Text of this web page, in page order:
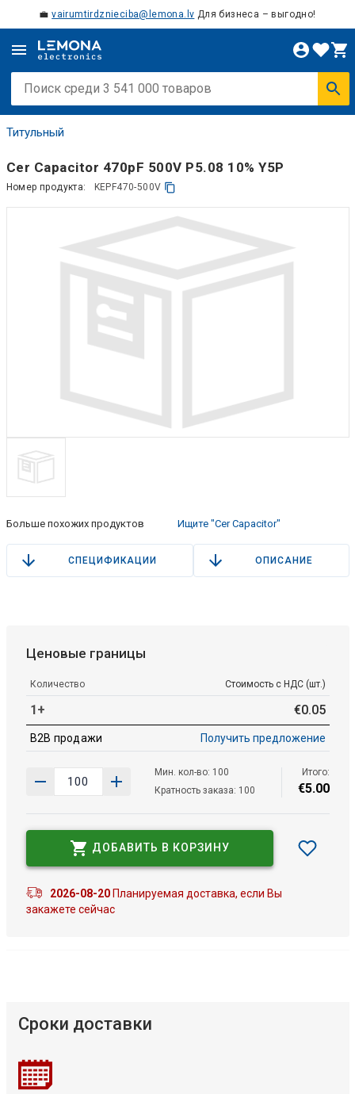
💼vairumtirdznieciba@lemona.lv Для бизнеса – выгодно!
Титульный
Cer Capacitor 470pF 500V P5.08 10% Y5P
Номер продукта: KEPF470-500V
Больше похожих продуктов Ищите "Cer Capacitor"
СПЕЦИФИКАЦИИ ОПИСАНИЕ
Ценовые границы
Количество Стоимость с НДС (шт.)
1+ €0.05
B2B продажи Получить предложение
Мин. кол-во: 100
Кратность заказа: 100
Итого:
€5.00
ДОБАВИТЬ В КОРЗИНУ
2026-08-20Планируемая доставка, если Вы
закажете сейчас
Сроки доставки